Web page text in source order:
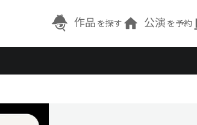
作品 を探す 公演 を予約